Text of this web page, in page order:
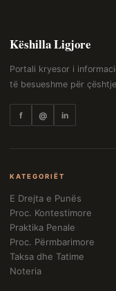
Këshilla Ligjore
Portali kryesor i
të besueshme për
f @ in
KATEGORIËT
E Drejta e Punës
Proc. Kontestimore
Praktika Penale
Proc. Përmbarimore
Taksa dhe Tatime
Noteria